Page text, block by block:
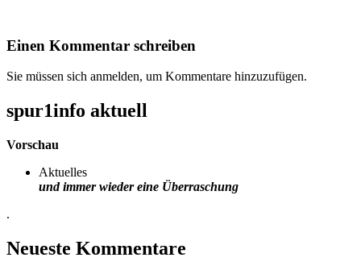
Einen Kommentar schreiben
Sie müssen sich anmelden, um Kommentare hinzuzufügen.
spur1info aktuell
Vorschau
Aktuelles
und immer wieder eine Überraschung
.
Neueste Kommentare